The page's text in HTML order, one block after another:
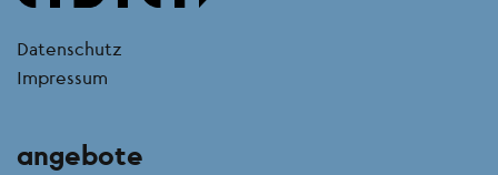
kontakt
Datenschutz
Impressum
angebote